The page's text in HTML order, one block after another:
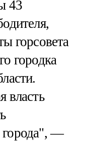
43
горсовета
городка
власть
города", —